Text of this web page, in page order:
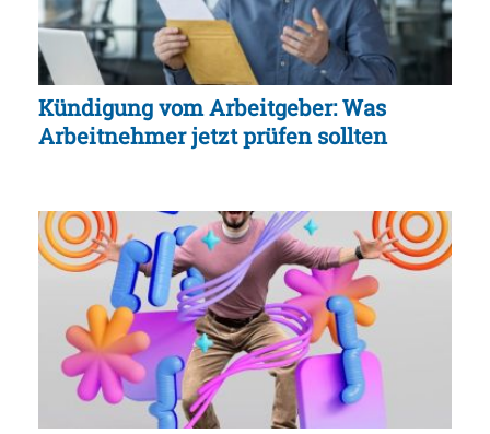
Kündigung vom Arbeitgeber: Was
Arbeitnehmer jetzt prüfen sollten